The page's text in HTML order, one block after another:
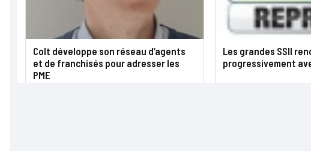
Colt développe son réseau d’agents
et de franchisés pour adresser les
PME
Les grandes SSII
progressivement